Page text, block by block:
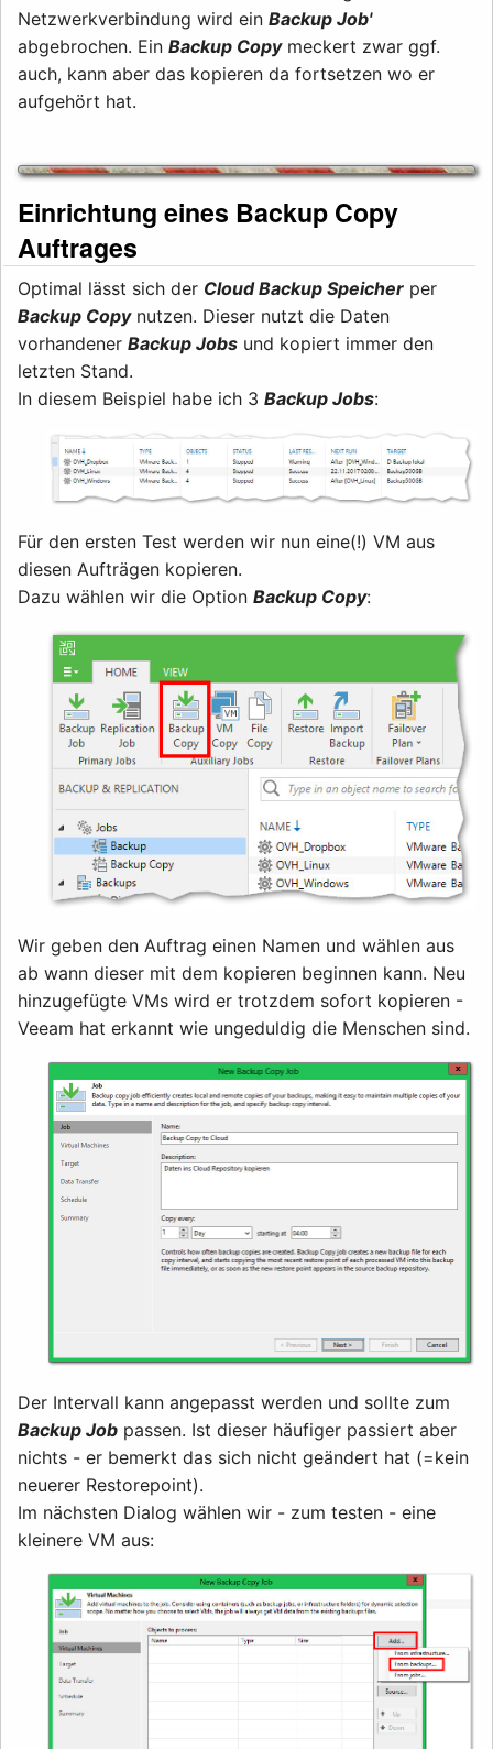
Netzwerkverbindung wird ein Backup Job'
abgebrochen. Ein Backup Copymeckert zwar ggf.
auch, kann aber das kopieren da fortsetzen wo er
aufgehört hat.
Einrichtung eines Backup Copy
Auftrages
Optimal lässt sich der Cloud Backup Speicher per
Backup Copynutzen. Dieser nutzt die Daten
vorhandener Backup Jobs und kopiert immer den
letzten Stand.
In diesem Beispiel habe ich 3 Backup Jobs:
Für den ersten Test werden wir nun eine(!) VM aus
diesen Aufträgen kopieren.
Dazu wählen wir die Option Backup Copy:
Wir geben den Auftrag einen Namen und wählen aus
ab wann dieser mit dem kopieren beginnen kann. Neu
hinzugefügte VMs wird er trotzdem sofort kopieren -
Veeam hat erkannt wie ungeduldig die Menschen sind.
Der Intervall kann angepasst werden und sollte zum
Backup Job passen. Ist dieser häufiger passiert aber
nichts - er bemerkt das sich nicht geändert hat (=kein
neuerer Restorepoint).
Im nächsten Dialog wählen wir - zum testen - eine
kleinere VM aus: